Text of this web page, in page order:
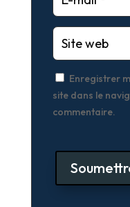
Enregistrer
site dans le
commentaire.